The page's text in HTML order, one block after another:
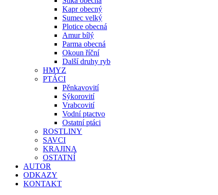
Kapr obecný
Sumec velký
Plotice obecná
Amur bílý
Parma obecná
Okoun říční
Další druhy ryb
HMYZ
PTÁCI
Pěnkavovití
Sýkorovití
Vrabcovití
Vodní ptactvo
Ostatní ptáci
ROSTLINY
SAVCI
KRAJINA
OSTATNÍ
AUTOR
ODKAZY
KONTAKT